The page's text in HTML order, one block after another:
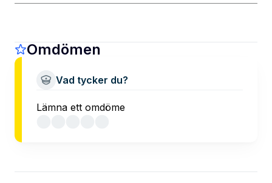
Omdömen
Vad tycker du?
Lämna ett omdöme